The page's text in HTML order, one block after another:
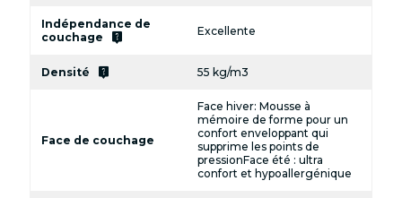
Indépendance de
couchage
live_help Excellente
Densité live_help 55 kg/m3
Face de couchage
Face hiver: Mousse à
mémoire de forme pour un
confort enveloppant qui
supprime les points de
pressionFace été : ultra
confort et hypoallergénique